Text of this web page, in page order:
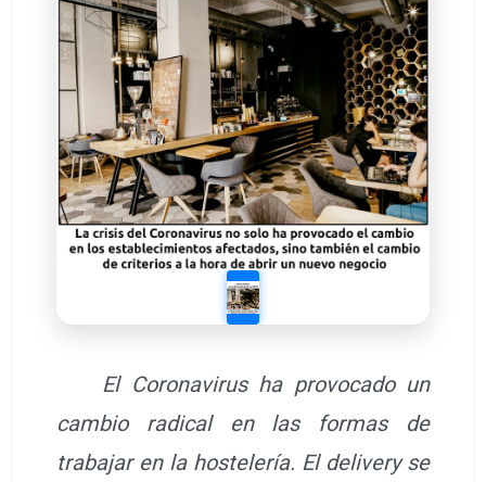
El Coronavirus ha provocado un
cambio radical en las formas de
trabajar en la hostelería. El delivery se